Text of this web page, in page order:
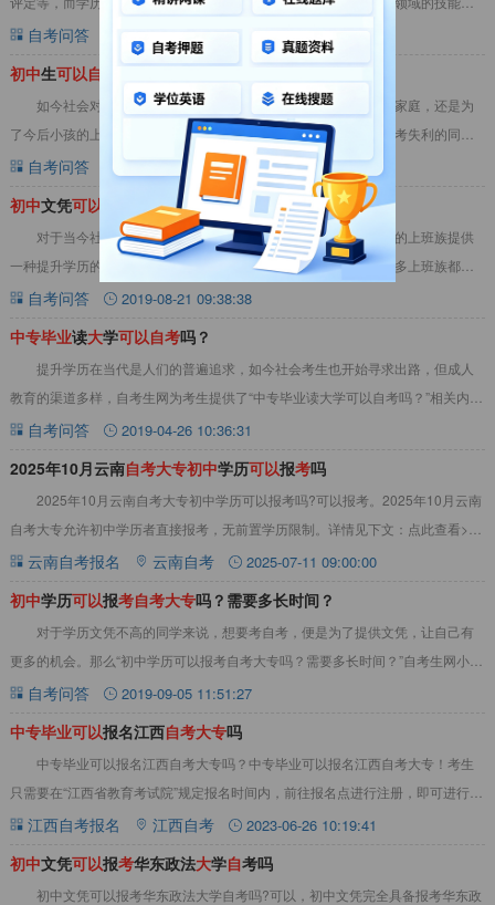
但学历却是一个大阻碍，有些人便想要通过自考的
自考问答 2018-09-12 15:15:47
初中生可以自 吗 学历低怎么提升?
如今社会对学历的要求越来越高，不管是为了自己的生活工作家庭，还是为
了今后小孩的上学，拥有一个高等学历都是相当有必要的。一下高考失利的同
学，想选择自考来提升学历，那么初中生可以自考大
自考问答 2019-10-28 10:01:58
初中文凭可以 大专吗？自考大专 有什么条件
对于当今社会来说，学历是必不可少的东西，自考可以为在职的上班族提供
一种提升学历的途径，使得考生在职场上可以减少学历的限制，很多上班族都会
选择自考来提升学历。那么初中文凭可以自考大专
自考问答 2019-08-21 09:38:38
中专毕业读大学可以自考吗？
提升学历在当代是人们的普遍追求，如今社会考生也开始寻求出路，但成人
教育的渠道多样，自考生网为考生提供了“中专毕业读大学可以自考吗？”相关内
容，为考生解惑：问：中专毕业读大学可以自考
自考问答 2019-04-26 10:36:31
2025年10月云南自考大专初中学历可以报考吗
2025年10月云南自考大专初中学历可以报考吗?可以报考。2025年10月云南
自考大专‌允许初中学历者直接报考‌，无前置学历限制。详情见下文：点此查看>>
云南自考教材真题资料大全2
云南自考报名 云南自考 2025-07-11 09:00:00
初中学历可以报考自考大专吗？需要多长时间？
对于学历文凭不高的同学来说，想要考自考，便是为了提供文凭，让自己有
更多的机会。那么“初中学历可以报考自考大专吗？需要多长时间？”自考生网小编
给大家整理了以下内容，供大家参考。&nb
自考问答 2019-09-05 11:51:27
中专毕业可以报名江西自考大专吗
中专毕业可以报名江西自考大专吗？中专毕业可以报名江西自考大专！考生
只需要在“江西省教育考试院”规定报名时间内，前往报名点进行注册，即可进行江
西自考大专报名。详情如下：中专毕业可以报
江西自考报名 江西自考 2023-06-26 10:19:41
初中文凭可以报考华东政法大学自考‌吗
初中文凭可以报考华东政法大学自考‌吗?可以，初中文凭‌完全具备报考华东政